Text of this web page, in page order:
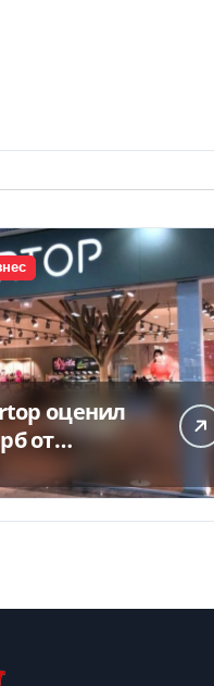
оценил
от
в 450 млн